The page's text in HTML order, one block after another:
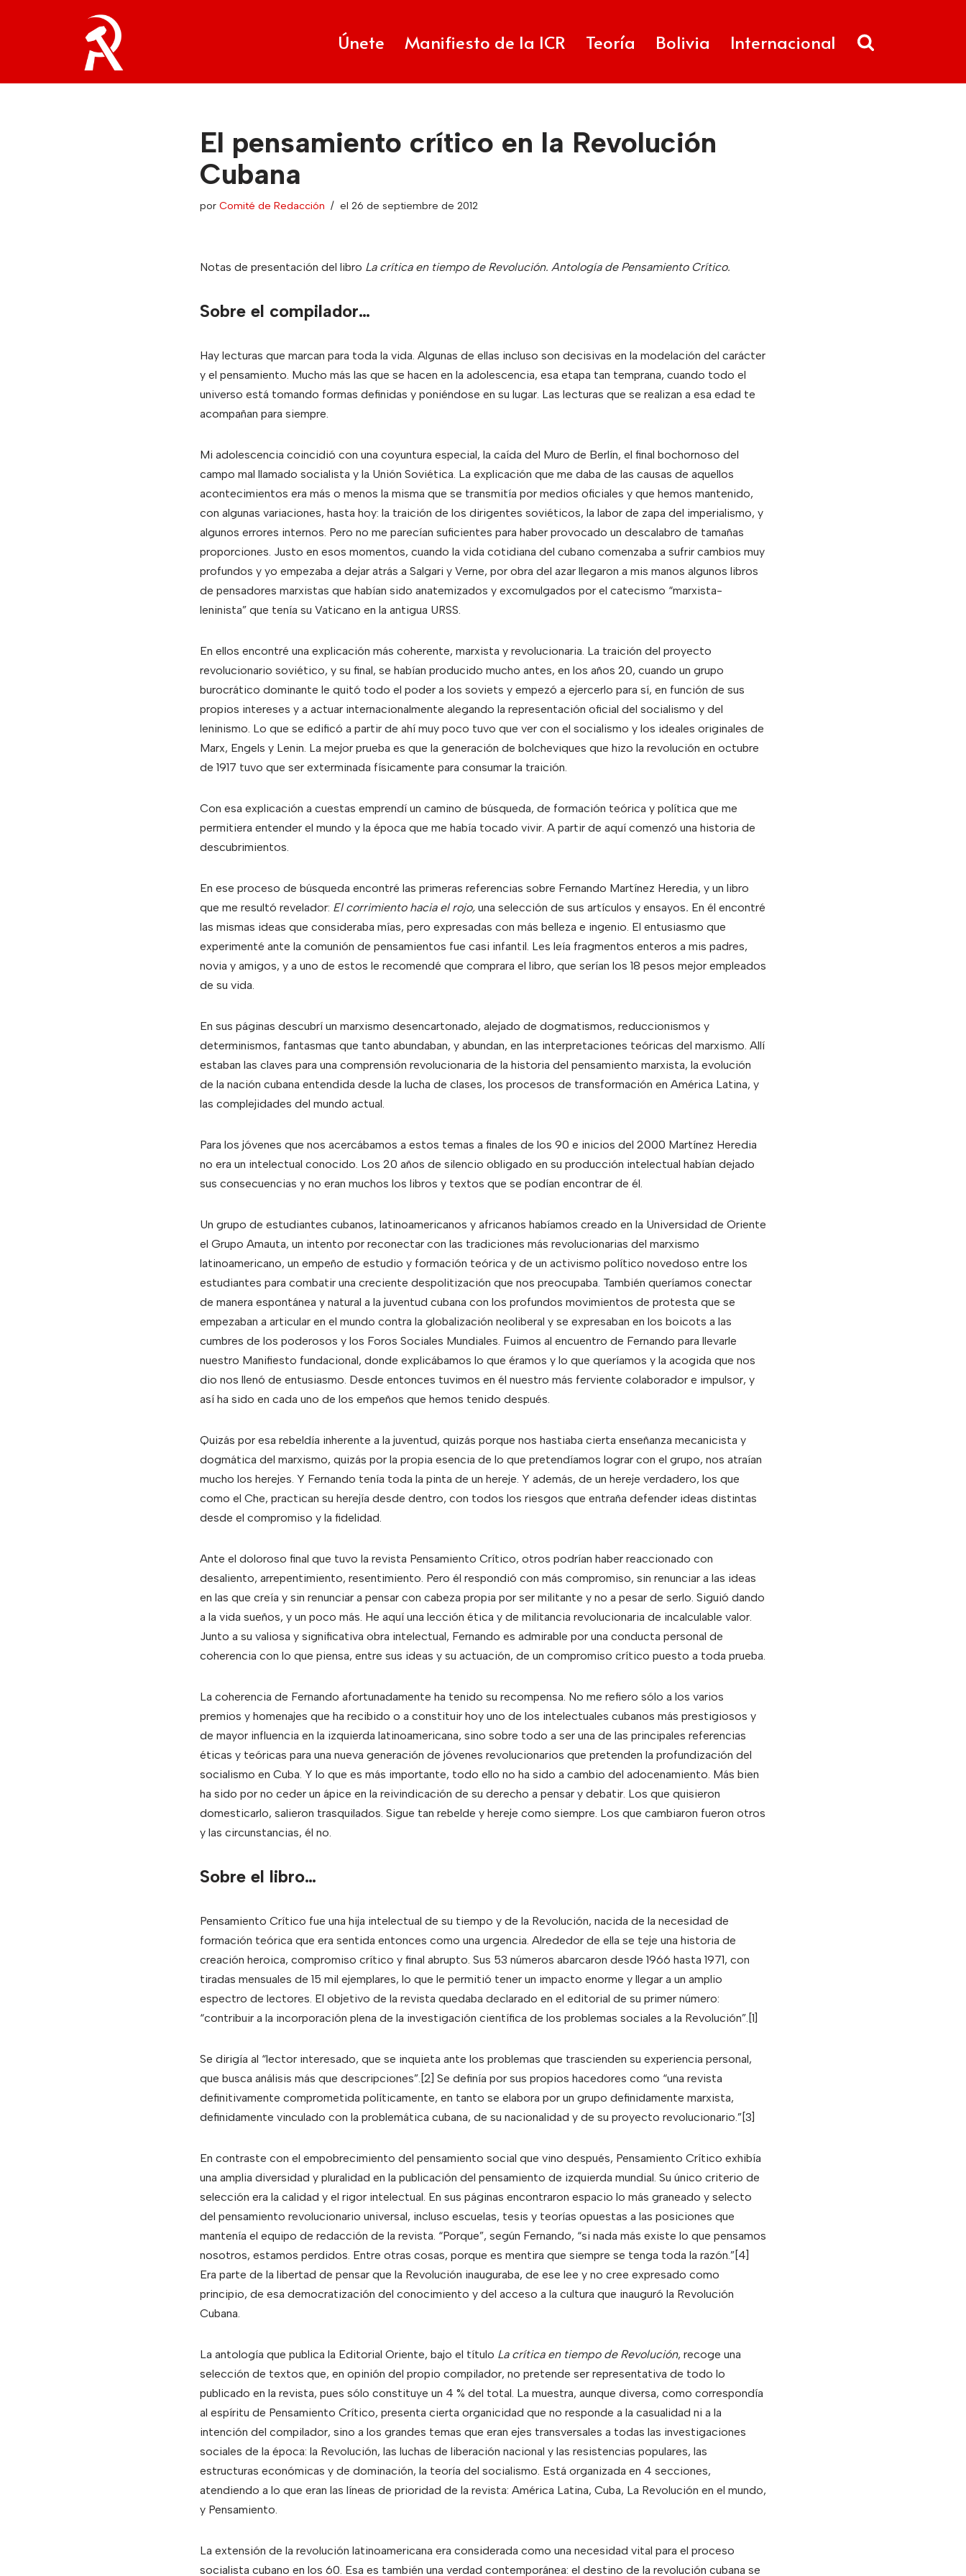
Únete Manifiesto de la ICR Teoría Bolivia Internacional
El pensamiento crítico en la Revolución
Cubana
por Comité de Redacción el 26 de septiembre de 2012
Notas de presentación del libro La crítica en tiempo de Revolución. Antología de Pensamiento Crítico.
Sobre el compilador…
Hay lecturas que marcan para toda la vida. Algunas de ellas incluso son decisivas en la modelación del carácter
y el pensamiento. Mucho más las que se hacen en la adolescencia, esa etapa tan temprana, cuando todo el
universo está tomando formas definidas y poniéndose en su lugar. Las lecturas que se realizan a esa edad te
acompañan para siempre.
Mi adolescencia coincidió con una coyuntura especial, la caída del Muro de Berlín, el final bochornoso del
campo mal llamado socialista y la Unión Soviética. La explicación que me daba de las causas de aquellos
acontecimientos era más o menos la misma que se transmitía por medios oficiales y que hemos mantenido,
con algunas variaciones, hasta hoy: la traición de los dirigentes soviéticos, la labor de zapa del imperialismo, y
algunos errores internos. Pero no me parecían suficientes para haber provocado un descalabro de tamañas
proporciones. Justo en esos momentos, cuando la vida cotidiana del cubano comenzaba a sufrir cambios muy
profundos y yo empezaba a dejar atrás a Salgari y Verne, por obra del azar llegaron a mis manos algunos libros
de pensadores marxistas que habían sido anatemizados y excomulgados por el catecismo “marxista-
leninista” que tenía su Vaticano en la antigua URSS.
En ellos encontré una explicación más coherente, marxista y revolucionaria. La traición del proyecto
revolucionario soviético, y su final, se habían producido mucho antes, en los años 20, cuando un grupo
burocrático dominante le quitó todo el poder a los soviets y empezó a ejercerlo para sí, en función de sus
propios intereses y a actuar internacionalmente alegando la representación oficial del socialismo y del
leninismo. Lo que se edificó a partir de ahí muy poco tuvo que ver con el socialismo y los ideales originales de
Marx, Engels y Lenin. La mejor prueba es que la generación de bolcheviques que hizo la revolución en octubre
de 1917 tuvo que ser exterminada físicamente para consumar la traición.
Con esa explicación a cuestas emprendí un camino de búsqueda, de formación teórica y política que me
permitiera entender el mundo y la época que me había tocado vivir. A partir de aquí comenzó una historia de
descubrimientos.
En ese proceso de búsqueda encontré las primeras referencias sobre Fernando Martínez Heredia, y un libro
que me resultó revelador: El corrimiento hacia el rojo, una selección de sus artículos y ensayos. En él encontré
las mismas ideas que consideraba mías, pero expresadas con más belleza e ingenio. El entusiasmo que
experimenté ante la comunión de pensamientos fue casi infantil. Les leía fragmentos enteros a mis padres,
novia y amigos, y a uno de estos le recomendé que comprara el libro, que serían los 18 pesos mejor empleados
de su vida.
En sus páginas descubrí un marxismo desencartonado, alejado de dogmatismos, reduccionismos y
determinismos, fantasmas que tanto abundaban, y abundan, en las interpretaciones teóricas del marxismo. Allí
estaban las claves para una comprensión revolucionaria de la historia del pensamiento marxista, la evolución
de la nación cubana entendida desde la lucha de clases, los procesos de transformación en América Latina, y
las complejidades del mundo actual.
Para los jóvenes que nos acercábamos a estos temas a finales de los 90 e inicios del 2000 Martínez Heredia
no era un intelectual conocido. Los 20 años de silencio obligado en su producción intelectual habían dejado
sus consecuencias y no eran muchos los libros y textos que se podían encontrar de él.
Un grupo de estudiantes cubanos, latinoamericanos y africanos habíamos creado en la Universidad de Oriente
el Grupo Amauta, un intento por reconectar con las tradiciones más revolucionarias del marxismo
latinoamericano, un empeño de estudio y formación teórica y de un activismo político novedoso entre los
estudiantes para combatir una creciente despolitización que nos preocupaba. También queríamos conectar
de manera espontánea y natural a la juventud cubana con los profundos movimientos de protesta que se
empezaban a articular en el mundo contra la globalización neoliberal y se expresaban en los boicots a las
cumbres de los poderosos y los Foros Sociales Mundiales. Fuimos al encuentro de Fernando para llevarle
nuestro Manifiesto fundacional, donde explicábamos lo que éramos y lo que queríamos y la acogida que nos
dio nos llenó de entusiasmo. Desde entonces tuvimos en él nuestro más ferviente colaborador e impulsor, y
así ha sido en cada uno de los empeños que hemos tenido después.
Quizás por esa rebeldía inherente a la juventud, quizás porque nos hastiaba cierta enseñanza mecanicista y
dogmática del marxismo, quizás por la propia esencia de lo que pretendíamos lograr con el grupo, nos atraían
mucho los herejes. Y Fernando tenía toda la pinta de un hereje. Y además, de un hereje verdadero, los que
como el Che, practican su herejía desde dentro, con todos los riesgos que entraña defender ideas distintas
desde el compromiso y la fidelidad.
Ante el doloroso final que tuvo la revista Pensamiento Crítico, otros podrían haber reaccionado con
desaliento, arrepentimiento, resentimiento. Pero él respondió con más compromiso, sin renunciar a las ideas
en las que creía y sin renunciar a pensar con cabeza propia por ser militante y no a pesar de serlo. Siguió dando
a la vida sueños, y un poco más. He aquí una lección ética y de militancia revolucionaria de incalculable valor.
Junto a su valiosa y significativa obra intelectual, Fernando es admirable por una conducta personal de
coherencia con lo que piensa, entre sus ideas y su actuación, de un compromiso crítico puesto a toda prueba.
La coherencia de Fernando afortunadamente ha tenido su recompensa. No me refiero sólo a los varios
premios y homenajes que ha recibido o a constituir hoy uno de los intelectuales cubanos más prestigiosos y
de mayor influencia en la izquierda latinoamericana, sino sobre todo a ser una de las principales referencias
éticas y teóricas para una nueva generación de jóvenes revolucionarios que pretenden la profundización del
socialismo en Cuba. Y lo que es más importante, todo ello no ha sido a cambio del adocenamiento. Más bien
ha sido por no ceder un ápice en la reivindicación de su derecho a pensar y debatir. Los que quisieron
domesticarlo, salieron trasquilados. Sigue tan rebelde y hereje como siempre. Los que cambiaron fueron otros
y las circunstancias, él no.
Sobre el libro…
Pensamiento Crítico fue una hija intelectual de su tiempo y de la Revolución, nacida de la necesidad de
formación teórica que era sentida entonces como una urgencia. Alrededor de ella se teje una historia de
creación heroica, compromiso crítico y final abrupto. Sus 53 números abarcaron desde 1966 hasta 1971, con
tiradas mensuales de 15 mil ejemplares, lo que le permitió tener un impacto enorme y llegar a un amplio
espectro de lectores. El objetivo de la revista quedaba declarado en el editorial de su primer número:
“contribuir a la incorporación plena de la investigación científica de los problemas sociales a la Revolución”. [1]
Se dirigía al “lector interesado, que se inquieta ante los problemas que trascienden su experiencia personal,
que busca análisis más que descripciones”. [2] Se definía por sus propios hacedores como “una revista
definitivamente comprometida políticamente, en tanto se elabora por un grupo definidamente marxista,
definidamente vinculado con la problemática cubana, de su nacionalidad y de su proyecto revolucionario.”[3]
En contraste con el empobrecimiento del pensamiento social que vino después, Pensamiento Crítico exhibía
una amplia diversidad y pluralidad en la publicación del pensamiento de izquierda mundial. Su único criterio de
selección era la calidad y el rigor intelectual. En sus páginas encontraron espacio lo más graneado y selecto
del pensamiento revolucionario universal, incluso escuelas, tesis y teorías opuestas a las posiciones que
mantenía el equipo de redacción de la revista. “Porque”, según Fernando, “si nada más existe lo que pensamos
nosotros, estamos perdidos. Entre otras cosas, porque es mentira que siempre se tenga toda la razón.”[4]
Era parte de la libertad de pensar que la Revolución inauguraba, de ese lee y no cree expresado como
principio, de esa democratización del conocimiento y del acceso a la cultura que inauguró la Revolución
Cubana.
La antología que publica la Editorial Oriente, bajo el título La crítica en tiempo de Revolución, recoge una
selección de textos que, en opinión del propio compilador, no pretende ser representativa de todo lo
publicado en la revista, pues sólo constituye un 4 % del total. La muestra, aunque diversa, como correspondía
al espíritu de Pensamiento Crítico, presenta cierta organicidad que no responde a la casualidad ni a la
intención del compilador, sino a los grandes temas que eran ejes transversales a todas las investigaciones
sociales de la época: la Revolución, las luchas de liberación nacional y las resistencias populares, las
estructuras económicas y de dominación, la teoría del socialismo. Está organizada en 4 secciones,
atendiendo a lo que eran las líneas de prioridad de la revista: América Latina, Cuba, La Revolución en el mundo,
y Pensamiento.
La extensión de la revolución latinoamericana era considerada como una necesidad vital para el proceso
socialista cubano en los 60. Esa es también una verdad contemporánea: el destino de la revolución cubana se